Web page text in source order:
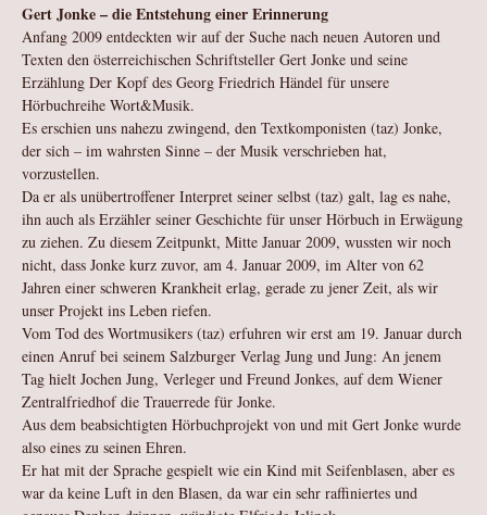
Bildergalerien
Kontakt
Gert Jonke – die Entstehung einer Erinnerung
Anfang 2009 entdeckten wir auf der Suche nach neuen Autoren und
Texten den österreichischen Schriftsteller Gert Jonke und seine
Erzählung Der Kopf des Georg Friedrich Händel für unsere
Hörbuchreihe Wort&Musik.
Es erschien uns nahezu zwingend, den Textkomponisten (taz) Jonke,
der sich – im wahrsten Sinne – der Musik verschrieben hat,
vorzustellen.
Da er als unübertroffener Interpret seiner selbst (taz) galt, lag es nahe,
ihn auch als Erzähler seiner Geschichte für unser Hörbuch in Erwägung
zu ziehen. Zu diesem Zeitpunkt, Mitte Januar 2009, wussten wir noch
nicht, dass Jonke kurz zuvor, am 4. Januar 2009, im Alter von 62
Jahren einer schweren Krankheit erlag, gerade zu jener Zeit, als wir
unser Projekt ins Leben riefen.
Vom Tod des Wortmusikers (taz) erfuhren wir erst am 19. Januar durch
einen Anruf bei seinem Salzburger Verlag Jung und Jung: An jenem
Tag hielt Jochen Jung, Verleger und Freund Jonkes, auf dem Wiener
Zentralfriedhof die Trauerrede für Jonke.
Aus dem beabsichtigten Hörbuchprojekt von und mit Gert Jonke wurde
also eines zu seinen Ehren.
Er hat mit der Sprache gespielt wie ein Kind mit Seifenblasen, aber es
war da keine Luft in den Blasen, da war ein sehr raffiniertes und